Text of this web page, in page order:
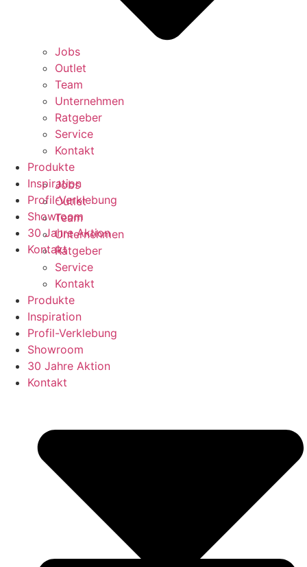
Jobs
Outlet
Team
Unternehmen
Ratgeber
Service
Kontakt
Produkte
Inspiration
Profil-Verklebung
Showroom
30 Jahre Aktion
Kontakt
Jobs
Outlet
Team
Unternehmen
Ratgeber
Service
Kontakt
Produkte
Inspiration
Profil-Verklebung
Showroom
30 Jahre Aktion
Kontakt